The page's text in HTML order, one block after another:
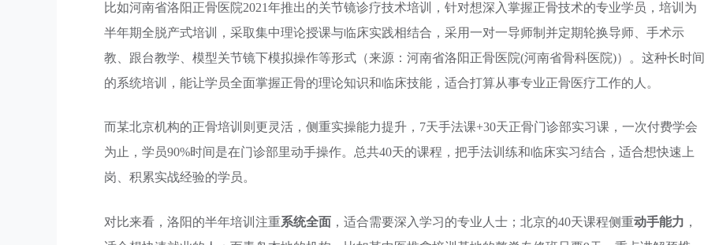
比如河南省洛阳正骨医院2021年推出的关节镜诊疗技术培训，针对想深入掌握正骨技术的专业学员，培训为
半年期全脱产式培训，采取集中理论授课与临床实践相结合，采用一对一导师制并定期轮换导师、手术示
教、跟台教学、模型关节镜下模拟操作等形式（来源：河南省洛阳正骨医院(河南省骨科医院)）。这种长时间
的系统培训，能让学员全面掌握正骨的理论知识和临床技能，适合打算从事专业正骨医疗工作的人。
而某北京机构的正骨培训则更灵活，侧重实操能力提升，7天手法课+30天正骨门诊部实习课，一次付费学会
为止，学员90%时间是在门诊部里动手操作。总共40天的课程，把手法训练和临床实习结合，适合想快速上
岗、积累实战经验的学员。
对比来看，洛阳的半年培训注重系统全面 ，适合需要深入学习的专业人士；北京的40天课程侧重动手能力 ，